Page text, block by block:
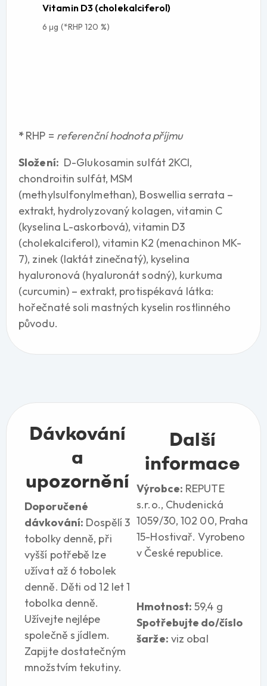
Vitamin D3 (cholekalciferol)
6 μg (*RHP 120 %)
*RHP = referenční hodnota příjmu
Složení: D-Glukosamin sulfát 2KCl,
chondroitin sulfát, MSM
(methylsulfonylmethan), Boswellia serrata –
extrakt, hydrolyzovaný kolagen, vitamin C
(kyselina L-askorbová), vitamin D3
(cholekalciferol), vitamin K2 (menachinon MK-
7), zinek (laktát zinečnatý), kyselina
hyaluronová (hyaluronát sodný), kurkuma
(curcumin) – extrakt, protispékavá látka:
hořečnaté soli mastných kyselin rostlinného
původu.
Dávkování
a
upozornění
Doporučené
dávkování: Dospělí 3
tobolky denně, při
vyšší potřebě lze
užívat až 6 tobolek
denně. Děti od 12 let 1
tobolka denně.
Užívejte nejlépe
společně s jídlem.
Zapijte dostatečným
množstvím tekutiny.
Další
informace
Výrobce: REPUTE
s.r.o., Chudenická
1059/30, 102 00, Praha
15-Hostivař. Vyrobeno
v České republice.
Hmotnost: 59,4 g
Spotřebujte do/číslo
šarže: viz obal